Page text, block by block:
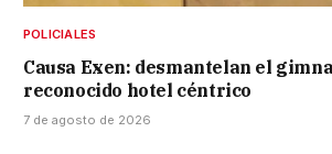
POLICIALES
Causa Exen: desmantelan el
reconocido hotel céntrico
7 de agosto de 2026